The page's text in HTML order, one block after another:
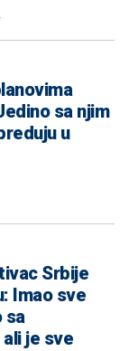
sa njim
u
Srbije
Imao sve
sa
je sve